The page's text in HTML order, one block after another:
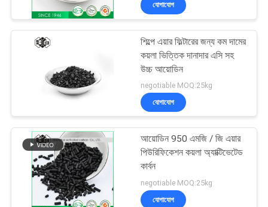
যোগাযোগ
শিল্পে এয়ার ফিল্টারের জন্য কম দামের
কয়লা ভিত্তিক দানাদার এসি সহ
উচ্চ আয়োডিন
negotiable MOQ:25kg
যোগাযোগ
আয়োডিন 950 এমজি / জি এয়ার
পিউরিফিকেশন কয়লা অ্যাক্টিভেটেড
কার্বন
negotiable MOQ:25kg
যোগাযোগ